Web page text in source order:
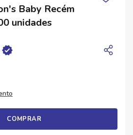
Baby Recém
unidades
COMPRAR